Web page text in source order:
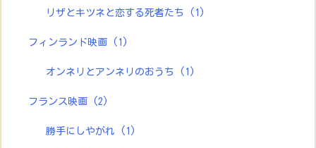
リザとキツネと恋する死者たち (1)
フィンランド映画 (1)
オンネリとアンネリのおうち (1)
フランス映画 (2)
勝手にしやがれ (1)